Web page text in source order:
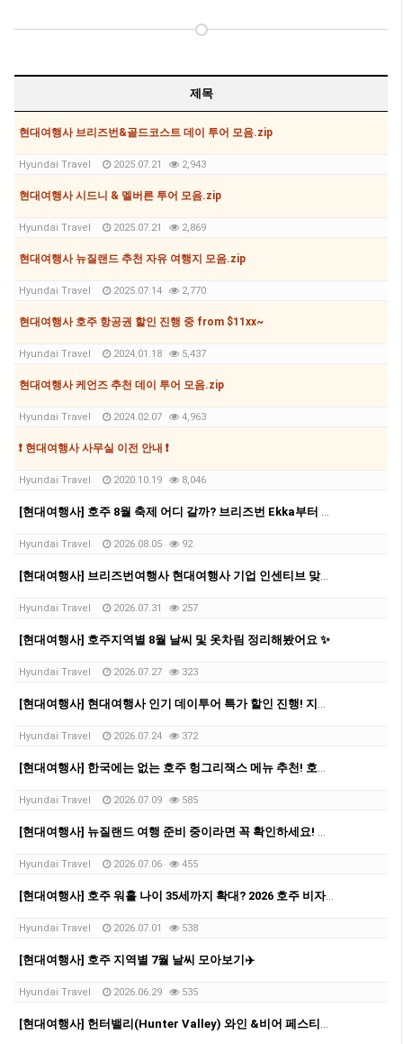
제목
현대여행사 브리즈번&골드코스트 데이 투어 모음.zip
Hyundai Travel 2025.07.21 2,943
현대여행사 시드니 & 멜버른 투어 모음.zip
Hyundai Travel 2025.07.21 2,869
현대여행사 뉴질랜드 추천 자유 여행지 모음.zip
Hyundai Travel 2025.07.14 2,770
현대여행사 호주 항공권 할인 진행 중 from $11xx~
Hyundai Travel 2024.01.18 5,437
현대여행사 케언즈 추천 데이 투어 모음.zip
Hyundai Travel 2024.02.07 4,963
❗ 현대여행사 사무실 이전 안내 ❗
Hyundai Travel 2020.10.19 8,046
[현대여행사] 호주 8월 축제 어디 갈까? 브리즈번 Ekka부터 멜버른 영화제, 시드니 마라톤까지
Hyundai Travel 2026.08.05 92
[현대여행사] 브리즈번여행사 현대여행사 기업 인센티브 맞춤 관광 후기 | 8박 9일 호주 단체여행
Hyundai Travel 2026.07.31 257
[현대여행사] 호주지역별 8월 날씨 및 옷차림 정리해봤어요 ✨
Hyundai Travel 2026.07.27 323
[현대여행사] 현대여행사 인기 데이투어 특가 할인 진행! 지금 확인해보세요 ✨
Hyundai Travel 2026.07.24 372
[현대여행사] 한국에는 없는 호주 헝그리잭스 메뉴 추천! 호주 여행 중 꼭 먹어볼 패스트푸드!
Hyundai Travel 2026.07.09 585
[현대여행사] 뉴질랜드 여행 준비 중이라면 꼭 확인하세요! 현대여행사가 알려주는, 비자 발급 방법
Hyundai Travel 2026.07.06 455
[현대여행사] 호주 워홀 나이 35세까지 확대? 2026 호주 비자 신청비 변경 총정리
Hyundai Travel 2026.07.01 538
[현대여행사] 호주 지역별 7월 날씨 모아보기✈️
Hyundai Travel 2026.06.29 535
[현대여행사] 헌터밸리(Hunter Valley) 와인 &비어 페스티벌!✨